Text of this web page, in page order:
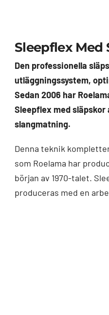
Sleepflex Med
Den professionella
utläggningssystem,
Sedan 2006 har
Sleepflex med släpskor
slangmatning.
Denna teknik
som Roelama har
början av 1970-talet.
produceras med en